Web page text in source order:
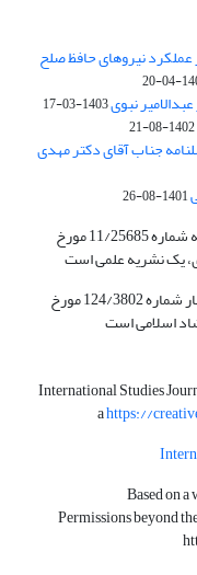
عملکرد نیروهای حافظ صلح
نبوی1403-03-17
1402-08-21
جناب آقای دکتر مهدی
1401-08-26
فصلنامه مطالعات بین‌المللی بر پایه آیین نامه شماره 11/25685 مورخ
فصلنامه مطالعات بین‌المللی دارای مجوز انتشار شماره 124/3802 مورخ
International Studies
ahttps://
Based on
Permissions beyond